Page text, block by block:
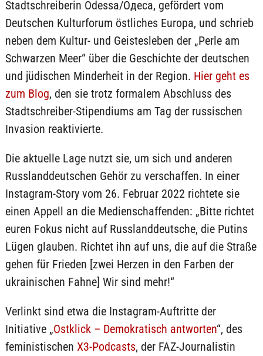
Stadtschreiberin Odessa/Одеса, gefördert vom
Deutschen Kulturforum östliches Europa, und schrieb
neben dem Kultur- und Geistesleben der „Perle am
Schwarzen Meer“ über die Geschichte der deutschen
und jüdischen Minderheit in der Region. Hier geht es
zum Blog, den sie trotz formalem Abschluss des
Stadtschreiber-Stipendiums am Tag der russischen
Invasion reaktivierte.
Die aktuelle Lage nutzt sie, um sich und anderen
Russlanddeutschen Gehör zu verschaffen. In einer
Instagram-Story vom 26. Februar 2022 richtete sie
einen Appell an die Medienschaffenden: „Bitte richtet
euren Fokus nicht auf Russlanddeutsche, die Putins
Lügen glauben. Richtet ihn auf uns, die auf die Straße
gehen für Frieden [zwei Herzen in den Farben der
ukrainischen Fahne] Wir sind mehr!“
Verlinkt sind etwa die Instagram-Auftritte der
Initiative „Ostklick – Demokratisch antworten“, des
feministischen X3-Podcasts, der FAZ-Journalistin